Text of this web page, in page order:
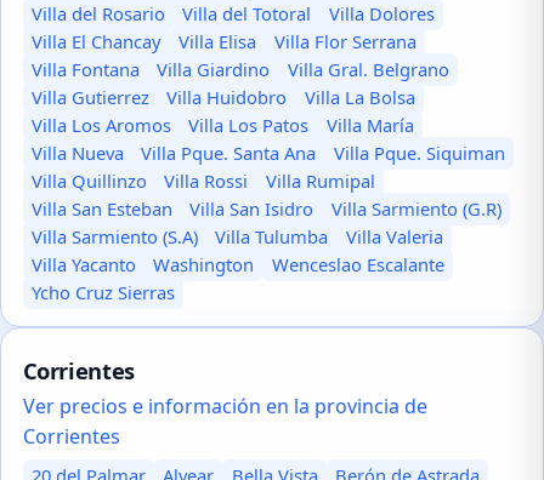
Villa del Rosario
Villa del Totoral
Villa Dolores
Villa El Chancay
Villa Elisa
Villa Flor Serrana
Villa Fontana
Villa Giardino
Villa Gral. Belgrano
Villa Gutierrez
Villa Huidobro
Villa La Bolsa
Villa Los Aromos
Villa Los Patos
Villa María
Villa Nueva
Villa Pque. Santa Ana
Villa Pque. Siquiman
Villa Quillinzo
Villa Rossi
Villa Rumipal
Villa San Esteban
Villa San Isidro
Villa Sarmiento (G.R)
Villa Sarmiento (S.A)
Villa Tulumba
Villa Valeria
Villa Yacanto
Washington
Wenceslao Escalante
Ycho Cruz Sierras
Corrientes
Ver precios e información en la provincia de
Corrientes
20 del Palmar Alvear Bella Vista Berón de Astrada